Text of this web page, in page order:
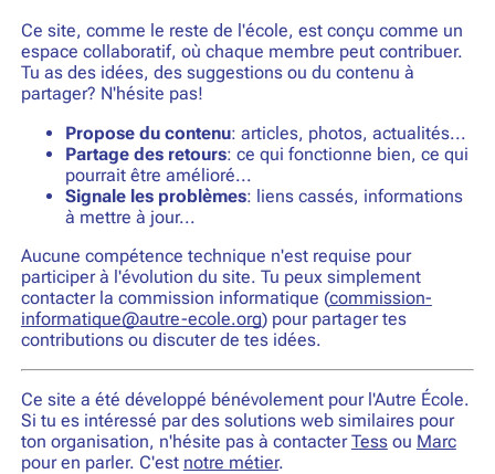
Ce site, comme le reste de l'école, est conçu comme un
espace collaboratif, où chaque membre peut contribuer.
Tu as des idées, des suggestions ou du contenu à
partager? N'hésite pas!
Propose du contenu: articles, photos, actualités...
Partage des retours: ce qui fonctionne bien, ce qui
pourrait être amélioré...
Signale les problèmes: liens cassés, informations
à mettre à jour...
Aucune compétence technique n'est requise pour
participer à l'évolution du site. Tu peux simplement
contacter la commission informatique (commission-
informatique@autre-ecole.org) pour partager tes
contributions ou discuter de tes idées.
Ce site a été développé bénévolement pour l'Autre École.
Si tu es intéressé par des solutions web similaires pour
ton organisation, n'hésite pas à contacterTessou Marc
pour en parler. C'est notre métier.